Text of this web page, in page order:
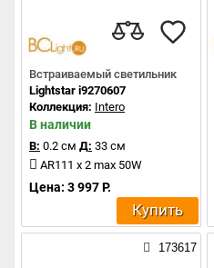
Встраиваемый светильник
Lightstar i9270607
Коллекция: Intero
В наличии
В: 0.2 см Д: 33 см
AR111 x 2 max 50W
Цена: 3 997 Р.
Купить
173617